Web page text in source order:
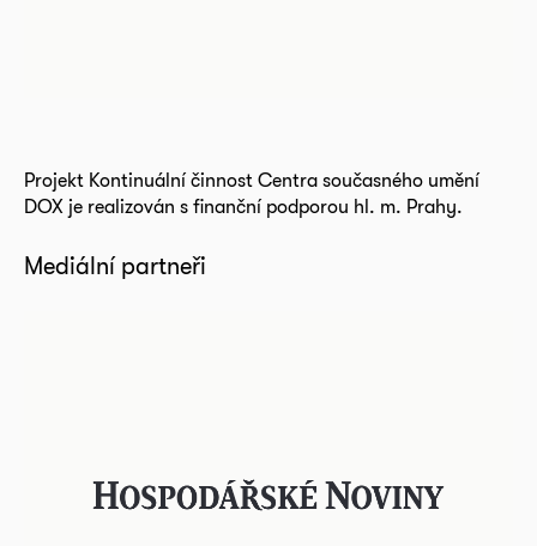
Projekt Kontinuální činnost Centra současného umění
DOX je realizován s finanční podporou hl. m. Prahy.
Mediální partneři